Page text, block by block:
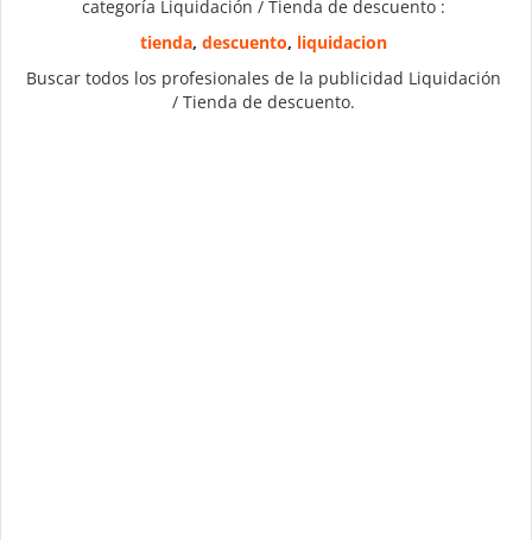
categoría Liquidación / Tienda de descuento :
tienda, descuento, liquidacion
Buscar todos los profesionales de la publicidad Liquidación
/ Tienda de descuento.